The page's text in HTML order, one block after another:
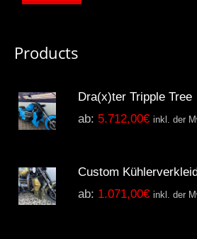
Products
Dra(x)ter Tripple Tree
ab: 5.712,00€ inkl. der
Custom
ab: 1.071,00€ inkl. der